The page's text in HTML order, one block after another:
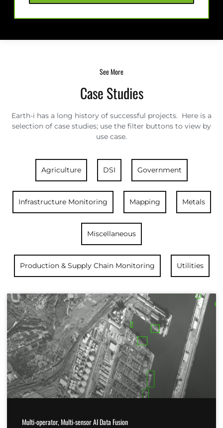
See More
Case Studies
Earth-i has a long history of successful projects. Here is a
selection of case studies; use the filter buttons to view by
use case.
Agriculture DSI Government
Infrastructure Monitoring Mapping Metals
Miscellaneous
Production & Supply Chain Monitoring Utilities
Multi-operator, Multi-sensor AI Data Fusion